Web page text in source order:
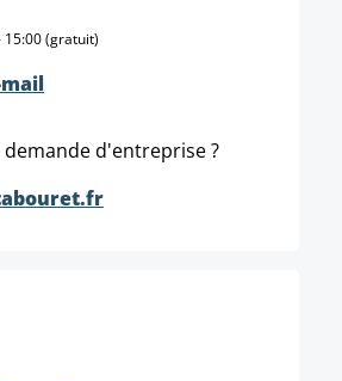
15:00 (gratuit)
d'entreprise ?